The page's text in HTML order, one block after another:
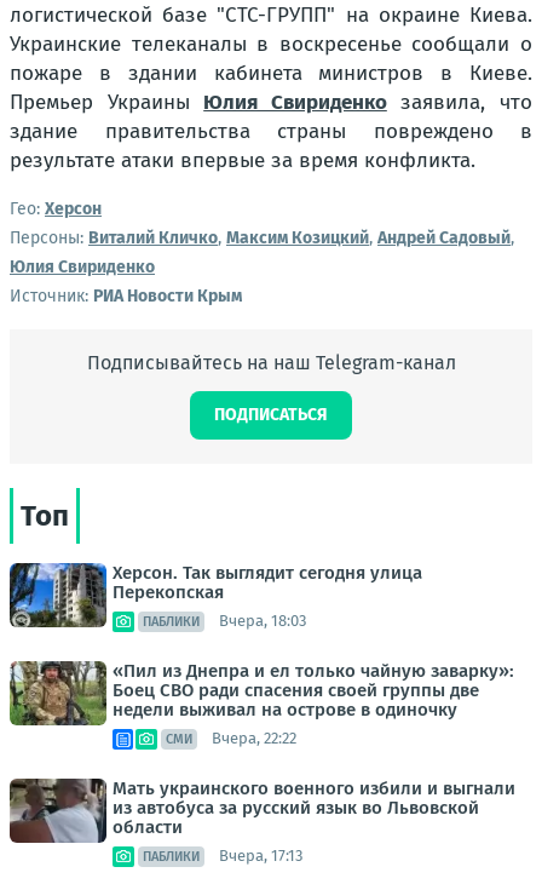
логистической базе "СТС-ГРУПП" на окраине Киева.
Украинские телеканалы в воскресенье сообщали о
пожаре в здании кабинета министров в Киеве.
Премьер Украины Юлия Свириденкозаявила, что
здание правительства страны повреждено в
результате атаки впервые за время конфликта.
Гео: Херсон
Персоны: Виталий Кличко, Максим Козицкий, Андрей Садовый,
Юлия Свириденко
Источник: РИА Новости Крым
Подписывайтесь на наш Telegram-канал
ПОДПИСАТЬСЯ
Топ
Херсон. Так выглядит сегодня улица
Перекопская
ПАБЛИКИ Вчера, 18:03
«Пил из Днепра и ел только чайную заварку»:
Боец СВО ради спасения своей группы две
недели выживал на острове в одиночку
СМИ Вчера, 22:22
Мать украинского военного избили и выгнали
из автобуса за русский язык во Львовской
области
ПАБЛИКИ Вчера, 17:13